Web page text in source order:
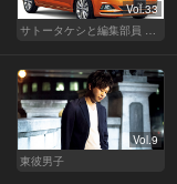
Vol.33
Vol.9
東彼男子